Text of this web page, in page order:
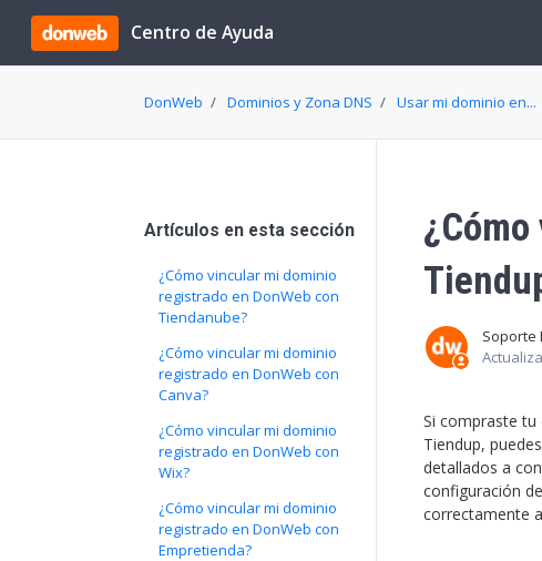
Saltar al contenido principal
Centro de Ayuda
DonWeb Dominios y Zona DNS Usar mi dominio en...
Soporte
Si compraste tu
Tiendup,
detallados a
configuración
correctamente
Artículos en esta sección
¿Cómo vincular mi dominio
registrado en DonWeb con
Tiendanube?
¿Cómo vincular mi dominio
registrado en DonWeb con
Canva?
¿Cómo vincular mi dominio
registrado en DonWeb con
Wix?
¿Cómo vincular mi dominio
registrado en DonWeb con
Empretienda?